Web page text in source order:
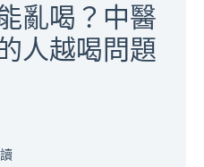
亂喝？中醫
人越喝問題